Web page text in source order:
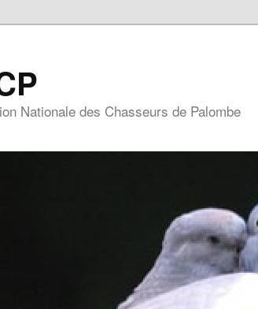
Nationale des Chasseurs de Palombe